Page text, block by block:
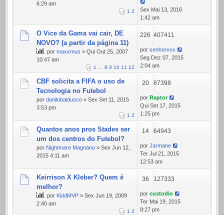
6:29 am
1 2
Sex Mai 13, 2016
1:42 am
O Vice da Gama vai cair, DE
NOVO? (a partir da página 11)
por maxxmus » Qui Out 25, 2007
10:47 am
1 … 8 9 10 11 12
226 407411
por senhorxxx
Seg Dez 07, 2015
2:04 am
CBF solicita a FIFA o uso de
Tecnologia no Futebol
por danilobaldusco » Sex Set 11, 2015
3:53 pm
1 2
20 87398
por Raptor
Qui Set 17, 2015
1:25 pm
Quantos anos pros Stades ser
um dos centros do Futebol?
por Nightmare Magnano » Sex Jun 12,
2015 4:11 am
14 64943
por Jarmane
Ter Jul 21, 2015
12:53 am
Keirrison X Kleber? Quem é
melhor?
por KiddMVP » Sex Jun 19, 2009
2:40 am
1 2
36 127333
por custodio
Ter Mai 19, 2015
8:27 pm